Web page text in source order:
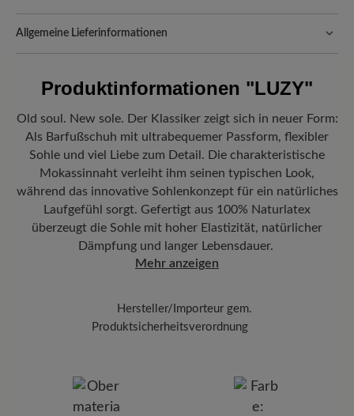
Natürlich geformte Schuhe, handgefertigt hergestellt.
Passform:Natural - Breite Passform (F) - für normale bis breite
Vorteil der Sohle:Gedämpftes Abrollen dank flexibler Sneaker-
Sohle aus Naturkautschuk.
Herausnehmbares Fußbett:3 mm BÄR Resilienz-Schaum-Fußbett
mit Lederbezug kombiniert sanfte Dämpfung mit hervorragender
Anpassungsfähigkeit.
Funktionalität:Atmungsaktiv
Allgemeine Lieferinformationen
hinzugefügt – unabhängig vom Bestellwert.
Deutschland verlassen hat, erhalten Sie eine Versandbestätigung.
Mit der beigefügten Sendungsnummer können Sie genau
nachverfolgen, wo sich Ihr neues BÄR Lieblingsstück gerade
befindet.
Produktinformationen "LUZY"
Old soul. New sole. Der Klassiker zeigt sich in neuer Form:
Als Barfußschuh mit ultrabequemer Passform, flexibler
Sohle und viel Liebe zum Detail. Die charakteristische
Mokassinnaht verleiht ihm seinen typischen Look,
während das innovative Sohlenkonzept für ein natürliches
Laufgefühl sorgt. Gefertigt aus 100% Naturlatex
überzeugt die Sohle mit hoher Elastizität, natürlicher
Dämpfung und langer Lebensdauer.
Mehr anzeigen
Hersteller/Importeur gem.
Produktsicherheitsverordnung
Pleidelsheimer Str. 15/1, 74321 Bietigheim-Bissingen,